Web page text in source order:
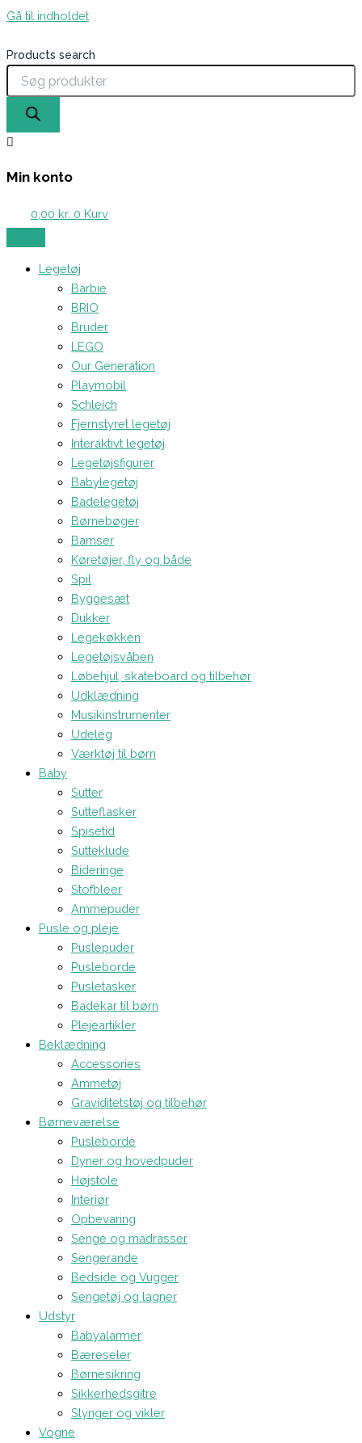
Gå til indholdet
Products search
Min konto
0,00 kr. 0 Kurv
Legetøj
Barbie
BRIO
Bruder
LEGO
Our Generation
Playmobil
Schleich
Fjernstyret legetøj
Interaktivt legetøj
Legetøjsfigurer
Babylegetøj
Badelegetøj
Børnebøger
Bamser
Køretøjer, fly og både
Spil
Byggesæt
Dukker
Legekøkken
Legetøjsvåben
Løbehjul, skateboard og tilbehør
Udklædning
Musikinstrumenter
Udeleg
Værktøj til børn
Baby
Sutter
Sutteflasker
Spisetid
Sutteklude
Bideringe
Stofbleer
Ammepuder
Pusle og pleje
Puslepuder
Pusleborde
Pusletasker
Badekar til børn
Plejeartikler
Beklædning
Accessories
Ammetøj
Graviditetstøj og tilbehør
Børneværelse
Pusleborde
Dyner og hovedpuder
Højstole
Interiør
Opbevaring
Senge og madrasser
Sengerande
Bedside og Vugger
Sengetøj og lagner
Udstyr
Babyalarmer
Bæreseler
Børnesikring
Sikkerhedsgitre
Slynger og vikler
Vogne